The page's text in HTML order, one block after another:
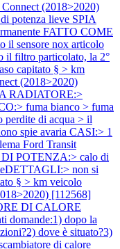
(2018>2020)
potenza lieve SPIA
FATTO COME
il sensore nox articolo
il filtro particolato, la 2°
capitato § > km
(2018>2020)
RADIATORE:>
fuma bianco > fuma
di acqua > il
spie avaria CASI:> 1
Ford Transit
POTENZA:> calo di
non si
§ > km veicolo
[112568]
DI CALORE
domande:1) dopo la
dove è situato?3)
di calore